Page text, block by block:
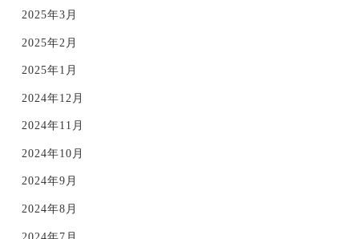
2025年3月
2025年2月
2025年1月
2024年12月
2024年11月
2024年10月
2024年9月
2024年8月
2024年7月